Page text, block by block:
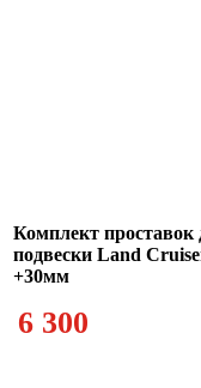
Комплект проставок
подвески Land
+30мм
6 300